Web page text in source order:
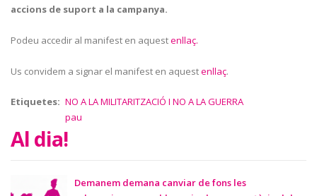
accions de suport a la campanya.
Podeu accedir al manifest en aquestenllaç.
Us convidem a signar el manifest en aquestenllaç.
Etiquetes
NO A LA MILITARITZACIÓ I NO A LA GUERRA
pau
Al dia!
Demanem demana canviar de fons les